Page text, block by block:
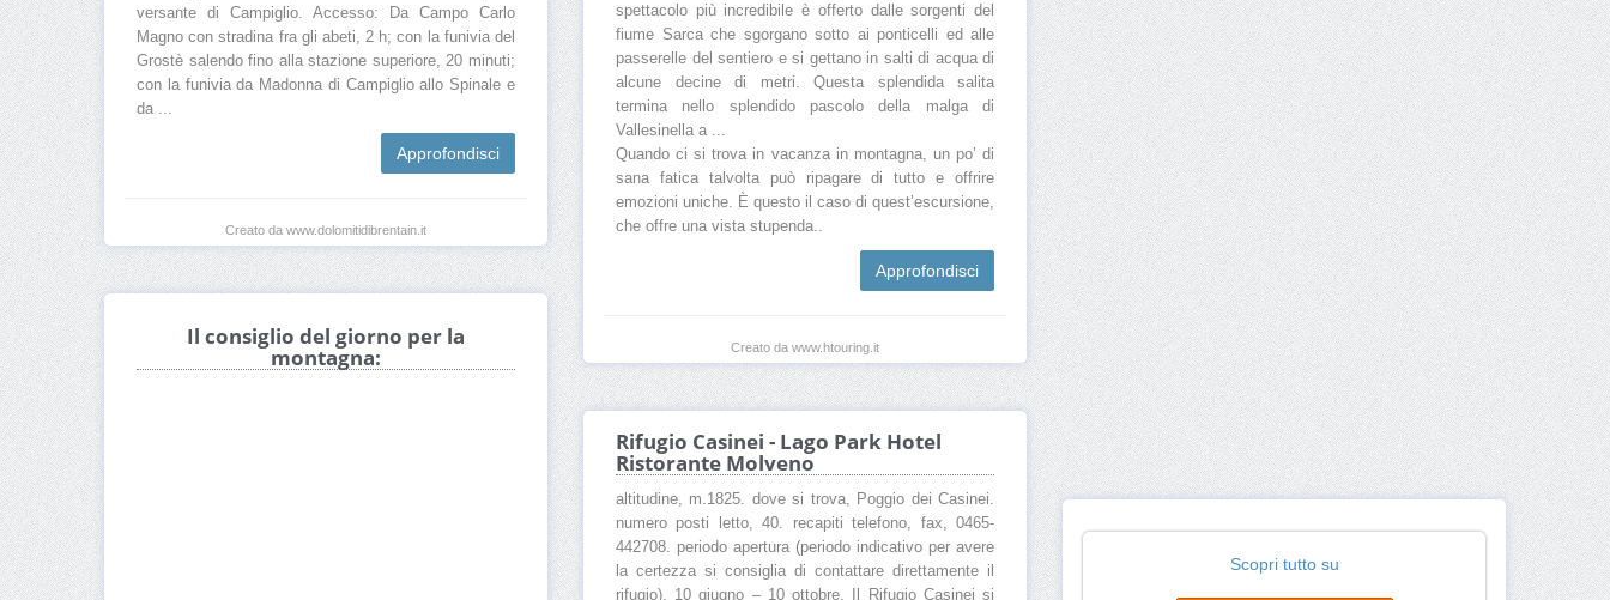
versante di Campiglio. Accesso: Da Campo Carlo
Magno con stradina fra gli abeti, 2 h; con la funivia del
Grostè salendo fino alla stazione superiore, 20 minuti;
con la funivia da Madonna di Campiglio allo Spinale e
da ...
Approfondisci
Creato da www.dolomitidibrentain.it
spettacolo più incredibile è offerto dalle sorgenti del
fiume Sarca che sgorgano sotto ai ponticelli ed alle
passerelle del sentiero e si gettano in salti di acqua di
alcune decine di metri. Questa splendida salita
termina nello splendido pascolo della malga di
Vallesinella a ...
Quando ci si trova in vacanza in montagna, un po’ di
sana fatica talvolta può ripagare di tutto e offrire
emozioni uniche. È questo il caso di quest’escursione,
che offre una vista stupenda..
Approfondisci
Creato da www.htouring.it
Scopri tutto su
Il consiglio del giorno per la
montagna:
Rifugio Casinei - Lago Park Hotel
Ristorante Molveno
altitudine, m.1825. dove si trova, Poggio dei Casinei.
numero posti letto, 40. recapiti telefono, fax, 0465-
442708. periodo apertura (periodo indicativo per avere
la certezza si consiglia di contattare direttamente il
rifugio), 10 giugno – 10 ottobre. Il Rifugio Casinei si